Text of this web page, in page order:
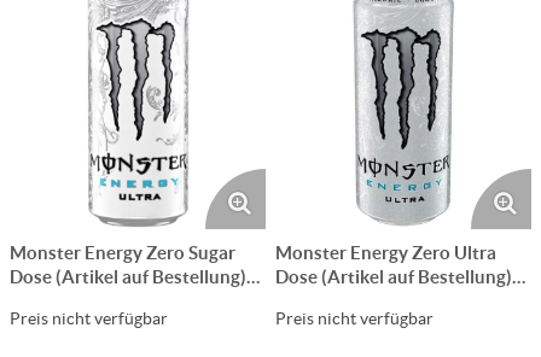
Monster Energy Zero Sugar
Dose (Artikel auf Bestellung)
Preis nicht verfügbar
Monster Energy Zero Ultra
Dose (Artikel auf Bestellung)
Preis nicht verfügbar